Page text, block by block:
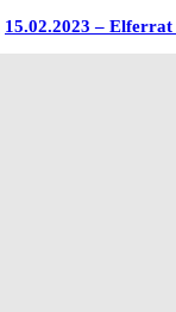
15.02.2023 –